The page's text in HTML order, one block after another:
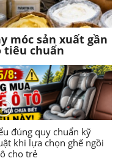
móc sản xuất gần
tiêu chuẩn
đúng quy chuẩn kỹ
khi lựa chọn ghế ngồi
cho trẻ